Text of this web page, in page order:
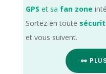
GPS et sa fan zone
Sortez en toute
et vous suivent.
👀